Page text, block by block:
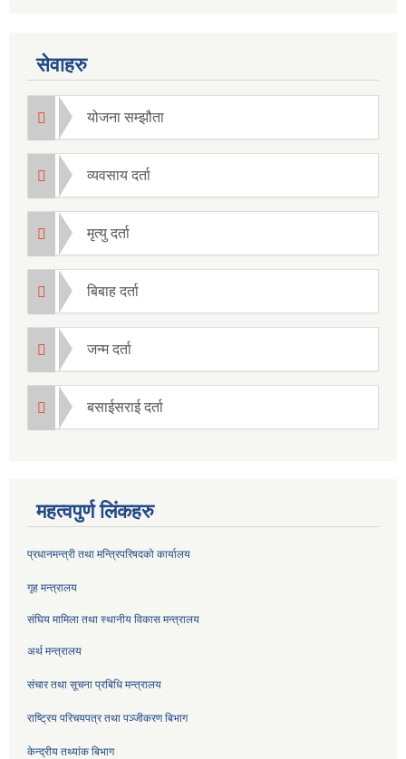
सेवाहरु
योजना सम्झौता
व्यवसाय दर्ता
मृत्यु दर्ता
बिबाह दर्ता
जन्म दर्ता
बसाईसराई दर्ता
महत्वपुर्ण लिंकहरु
प्रधानमन्त्री तथा मन्त्रिपरिषदको कार्यालय
गृह मन्त्रालय
संघिय मामिला तथा स्थानीय विकास मन्त्रालय
अर्थ मन्त्रालय
संचार तथा सूचना प्रबिधि मन्त्रालय
राष्ट्रिय परिचयपत्र तथा पञ्जीकरण बिभाग
केन्द्रीय तथ्यांक बिभाग